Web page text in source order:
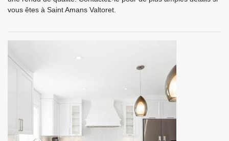
vous êtes à Saint Amans Valtoret.